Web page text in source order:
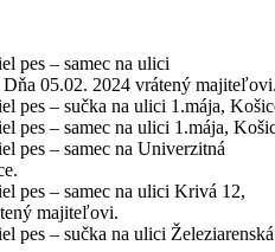
pes – samec na ulici
05.02. 2024 vrátený
pes – sučka na ulici 1.mája,
pes – samec na ulici 1.mája,
pes – samec na Univerzitná
pes – samec na ulici Krivá 12,
majiteľovi.
pes – sučka na ulici